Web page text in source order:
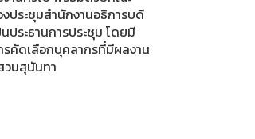
ประชุมสำนักงานอธิการบดี
ระธานการประชุม โดยมี
รคัดเลือกบุคลากรที่มีผลงาน
วนสุนันทา